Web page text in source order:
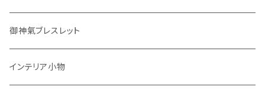
御神氣ブレスレット
インテリア小物